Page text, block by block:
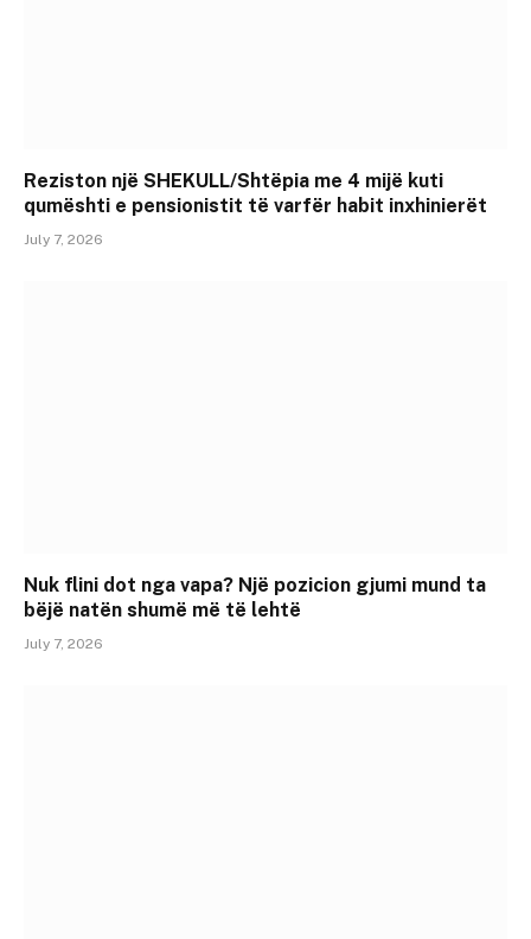
Reziston një SHEKULL/Shtëpia me 4 mijë kuti
qumështi e pensionistit të varfër habit inxhinierët
July 7, 2026
Nuk flini dot nga vapa? Një pozicion gjumi mund ta
bëjë natën shumë më të lehtë
July 7, 2026